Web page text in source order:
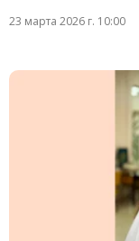
23 марта 2026 г. 10:00